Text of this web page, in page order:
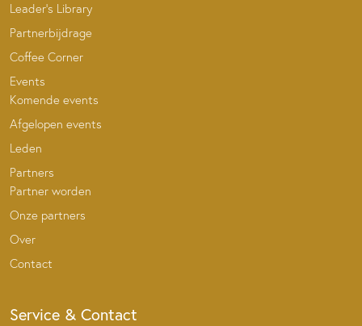
Leader’s Library
Partnerbijdrage
Coffee Corner
Events
Komende events
Afgelopen events
Leden
Partners
Partner worden
Onze partners
Over
Contact
Service & Contact